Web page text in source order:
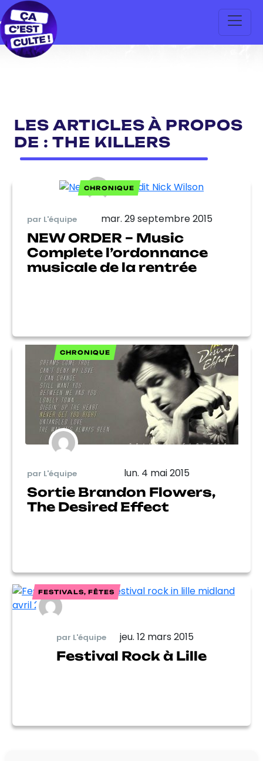
LES ARTICLES À PROPOS
DE : THE KILLERS
CHRONIQUE
par L'équipe mar. 29 septembre 2015
NEW ORDER – Music
Complete l’ordonnance
musicale de la rentrée
CHRONIQUE
par L'équipe lun. 4 mai 2015
Sortie Brandon Flowers,
The Desired Effect
FESTIVALS, FÊTES
par L'équipe jeu. 12 mars 2015
Festival Rock à Lille